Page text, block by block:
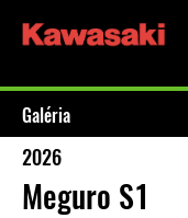
Galéria
2026
Meguro S1